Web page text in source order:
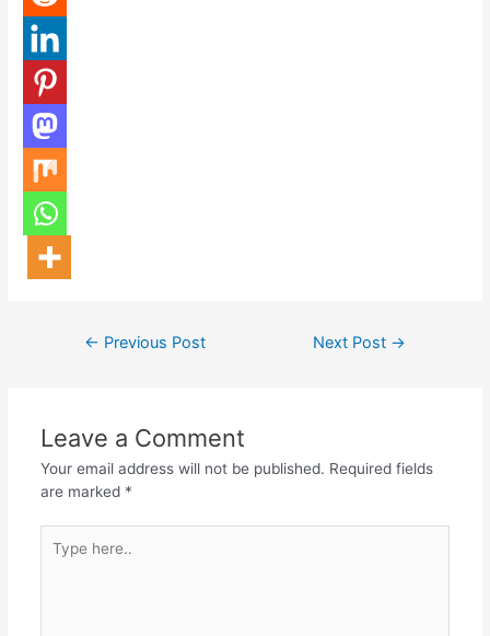
← Previous Post Next Post →
Leave a Comment
Your email address will not be published. Required fields
are marked *
here..